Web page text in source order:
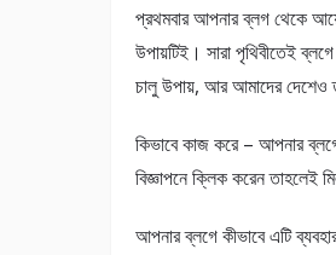
প্রথমবার আপনার ব্লগ থেকে
উপায়টিই। সারা পৃথিবীতেই
চালু উপায়, আর আমাদের দেশেও
কিভাবে কাজ করে – আপনার
বিজ্ঞাপনে ক্লিক করেন তাহলেই
আপনার ব্লগে কীভাবে এটি